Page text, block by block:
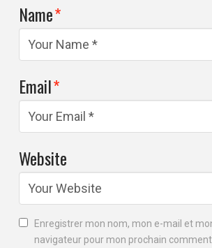
Name*
Email*
Website
Enregistrer mon nom, mon e-mail et
navigateur pour mon prochain